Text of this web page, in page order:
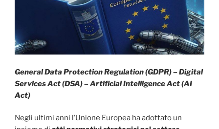
General Data Protection Regulation (GDPR) – Digital
Services Act (DSA) – Artificial Intelligence Act (AI
Act)
Negli ultimi anni l’Unione Europea ha adottato un